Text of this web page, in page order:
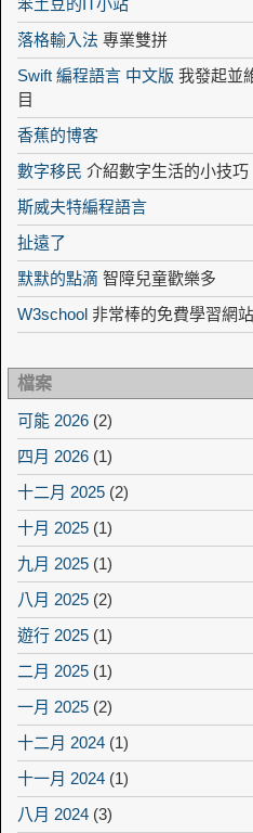
笨土豆的IT小站
落格輸入法 專業雙拼
Swift 編程語言 中文版 我發起並
目
香蕉的博客
數字移民 介紹數字生活的小技巧
斯威夫特編程語言
扯遠了
默默的點滴 智障兒童歡樂多
W3school 非常棒的免費學習網站
檔案
可能 2026 (2)
四月 2026 (1)
十二月 2025 (2)
十月 2025 (1)
九月 2025 (1)
八月 2025 (2)
遊行 2025 (1)
二月 2025 (1)
一月 2025 (2)
十二月 2024 (1)
十一月 2024 (1)
八月 2024 (3)